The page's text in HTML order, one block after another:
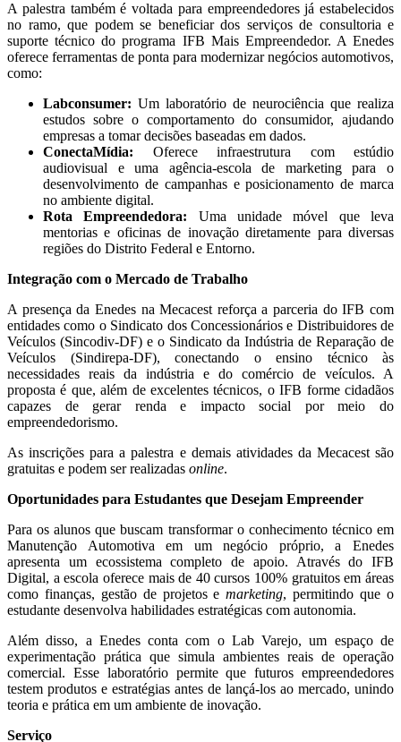
A palestra também é voltada para empreendedores já estabelecidos
no ramo, que podem se beneficiar dos serviços de consultoria e
suporte técnico do programa IFB Mais Empreendedor. A Enedes
oferece ferramentas de ponta para modernizar negócios automotivos,
como:
Labconsumer: Um laboratório de neurociência que realiza
estudos sobre o comportamento do consumidor, ajudando
empresas a tomar decisões baseadas em dados.
ConectaMídia: Oferece infraestrutura com estúdio
audiovisual e uma agência-escola de marketing para o
desenvolvimento de campanhas e posicionamento de marca
no ambiente digital.
Rota Empreendedora: Uma unidade móvel que leva
mentorias e oficinas de inovação diretamente para diversas
regiões do Distrito Federal e Entorno.
Integração com o Mercado de Trabalho
A presença da Enedes na Mecacest reforça a parceria do IFB com
entidades como o Sindicato dos Concessionários e Distribuidores de
Veículos (Sincodiv-DF) e o Sindicato da Indústria de Reparação de
Veículos (Sindirepa-DF), conectando o ensino técnico às
necessidades reais da indústria e do comércio de veículos. A
proposta é que, além de excelentes técnicos, o IFB forme cidadãos
capazes de gerar renda e impacto social por meio do
empreendedorismo.
As inscrições para a palestra e demais atividades da Mecacest são
gratuitas e podem ser realizadas online.
Oportunidades para Estudantes que Desejam Empreender
Para os alunos que buscam transformar o conhecimento técnico em
Manutenção Automotiva em um negócio próprio, a Enedes
apresenta um ecossistema completo de apoio. Através do IFB
Digital, a escola oferece mais de 40 cursos 100% gratuitos em áreas
como finanças, gestão de projetos emarketing, permitindo que o
estudante desenvolva habilidades estratégicas com autonomia.
Além disso, a Enedes conta com o Lab Varejo, um espaço de
experimentação prática que simula ambientes reais de operação
comercial. Esse laboratório permite que futuros empreendedores
testem produtos e estratégias antes de lançá-los ao mercado, unindo
teoria e prática em um ambiente de inovação.
Serviço